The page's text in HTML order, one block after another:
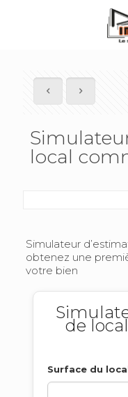
local
Simulateur
obtenez une
votre bien
de
Surface du